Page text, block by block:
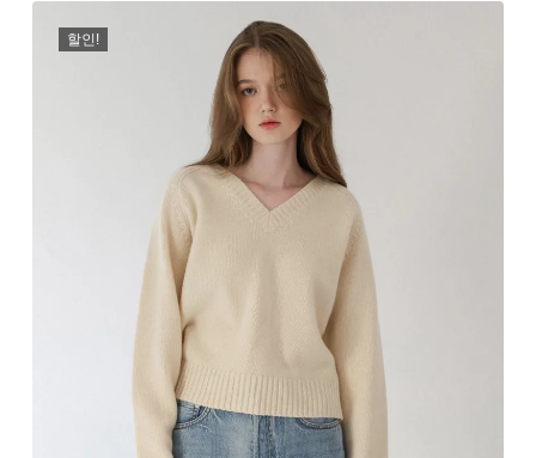
할인!